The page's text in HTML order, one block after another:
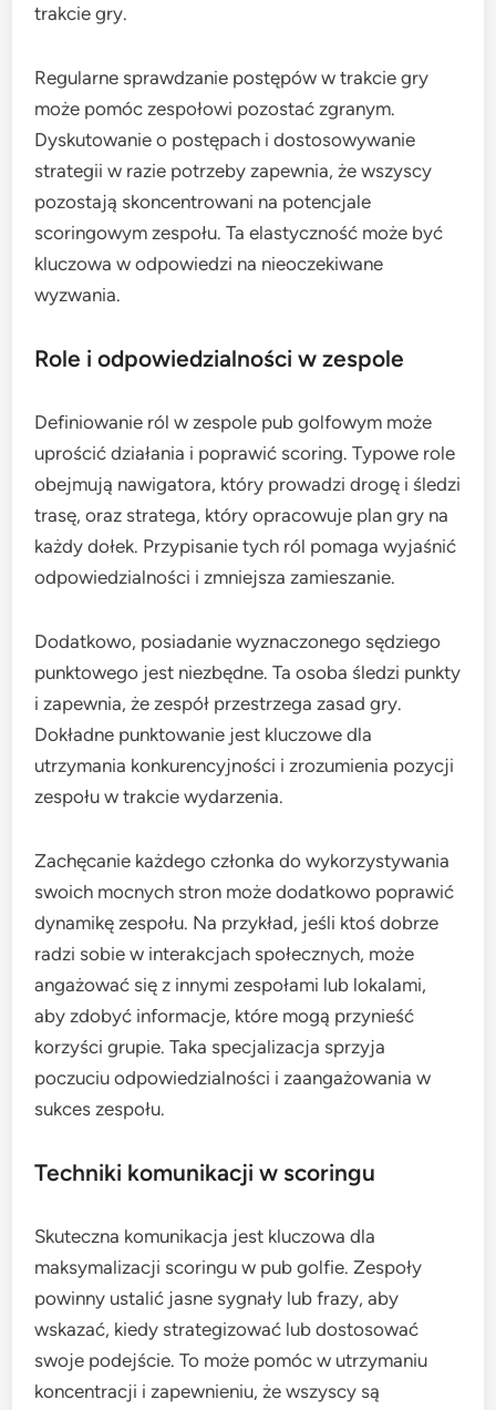
trakcie gry.
Regularne sprawdzanie postępów w trakcie gry
może pomóc zespołowi pozostać zgranym.
Dyskutowanie o postępach i dostosowywanie
strategii w razie potrzeby zapewnia, że wszyscy
pozostają skoncentrowani na potencjale
scoringowym zespołu. Ta elastyczność może być
kluczowa w odpowiedzi na nieoczekiwane
wyzwania.
Role i odpowiedzialności w zespole
Definiowanie ról w zespole pub golfowym może
uprościć działania i poprawić scoring. Typowe role
obejmują nawigatora, który prowadzi drogę i śledzi
trasę, oraz stratega, który opracowuje plan gry na
każdy dołek. Przypisanie tych ról pomaga wyjaśnić
odpowiedzialności i zmniejsza zamieszanie.
Dodatkowo, posiadanie wyznaczonego sędziego
punktowego jest niezbędne. Ta osoba śledzi punkty
i zapewnia, że zespół przestrzega zasad gry.
Dokładne punktowanie jest kluczowe dla
utrzymania konkurencyjności i zrozumienia pozycji
zespołu w trakcie wydarzenia.
Zachęcanie każdego członka do wykorzystywania
swoich mocnych stron może dodatkowo poprawić
dynamikę zespołu. Na przykład, jeśli ktoś dobrze
radzi sobie w interakcjach społecznych, może
angażować się z innymi zespołami lub lokalami,
aby zdobyć informacje, które mogą przynieść
korzyści grupie. Taka specjalizacja sprzyja
poczuciu odpowiedzialności i zaangażowania w
sukces zespołu.
Techniki komunikacji w scoringu
Skuteczna komunikacja jest kluczowa dla
maksymalizacji scoringu w pub golfie. Zespoły
powinny ustalić jasne sygnały lub frazy, aby
wskazać, kiedy strategizować lub dostosować
swoje podejście. To może pomóc w utrzymaniu
koncentracji i zapewnieniu, że wszyscy są